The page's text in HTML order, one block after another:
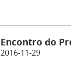
Encontro do
2016-11-29